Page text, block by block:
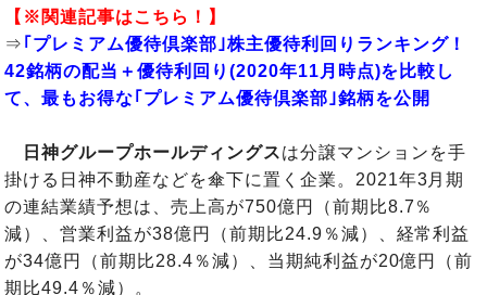
【※関連記事はこちら！】
⇒ ｢プレミアム優待倶楽部｣株主優待利回りランキング！
42銘柄の配当＋優待利回り(2020年11月時点)を比較し
て、最もお得な｢プレミアム優待倶楽部｣銘柄を公開
日神グループホールディングスは分譲マンションを手
掛ける日神不動産などを傘下に置く企業 。2021年3月期
の連結業績予想は、売上高が750億円（前期比8.7％
減）、営業利益が38億円（前期比24.9％減）、経常利益
が34億円（前期比28.4％減）、当期純利益が20億円（前
期比49.4％減）。